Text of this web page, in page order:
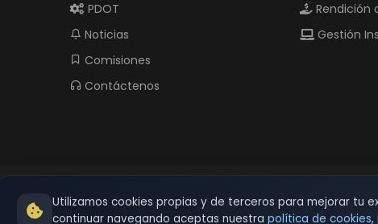
PDOT
Noticias
Comisiones
Contáctenos
Rendición
Gestión
© 2026 TSW - TecnoServiWeb. All Rights
Utilizamos cookies propias y de terceros para mejorar tu
continuar navegando aceptas nuestra política de cookies,